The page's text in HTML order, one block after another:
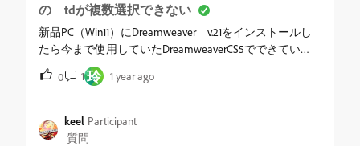
の tdが複数選択できない
新品PC（Win11）にDreamweaver v.21をインストールし
たら今まで使用していたDreamweaverCS5でできてい
た セルの選択＝＞結合ができない。DreamweaverCS5
での選択：複数セルを選択できる。結合ボタンが使用で
きる&nbsp;Dreamweaver21での選択：複数セルを選択で
きない。結合ボタンが使用できないどのようにしたらよ
いかご助言をお願いいたします。
0 1 玲 1 year ago
keel Participant
質問